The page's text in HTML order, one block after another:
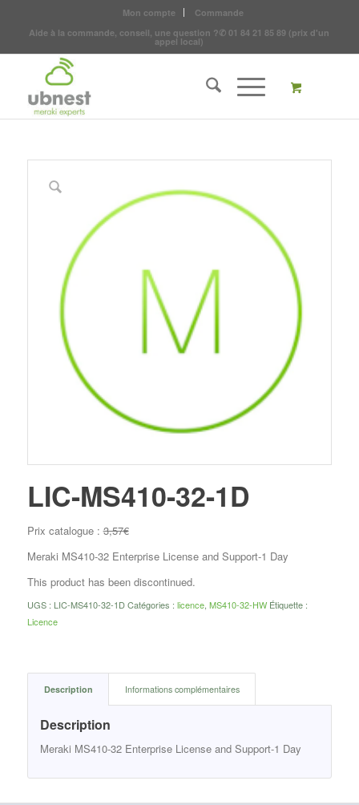
Mon compte
Commande
Aide à la commande, conseil, une question ?✆ 01 84 21 85 89 (prix d'un
appel local)
LIC-MS410-32-1D
Prix catalogue :3,57€
Meraki MS410-32 Enterprise License and Support-1 Day
This product has been discontinued.
UGS : LIC-MS410-32-1D Catégories : licence, MS410-32-HW Étiquette :
Licence
Description Informations complémentaires
Description
Meraki MS410-32 Enterprise License and Support-1 Day